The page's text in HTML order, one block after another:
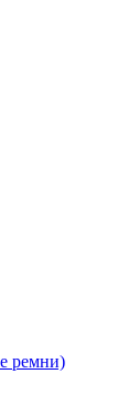
ремни)